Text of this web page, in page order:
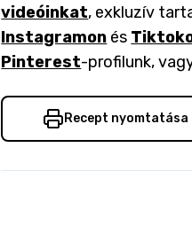
videóinkat, exkluzív
Instagramon és
Pinterest-profilunk,
Recept nyomtatása